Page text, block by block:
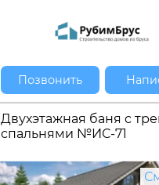
Позвонить
Двухэтажная баня с
спальнями №ИС-71